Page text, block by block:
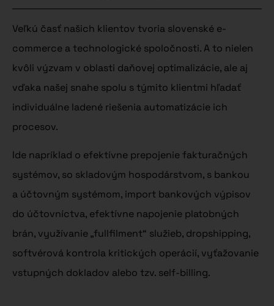
Veľkú časť našich klientov tvoria slovenské e-
commerce a technologické spoločnosti. A to nielen
kvôli výzvam v oblasti daňovej optimalizácie, ale aj
vďaka našej snahe spolu s týmito klientmi hľadať
individuálne ladené riešenia automatizácie ich
procesov.
Ide napríklad o efektívne prepojenie fakturačných
systémov, so skladovým hospodárstvom, s bankou
a účtovným systémom, import bankových výpisov
do účtovníctva, efektívne napojenie platobných
brán, využívanie „fullfilment“ služieb, dropshipping,
softvérová kontrola kritických operácií, vyťažovanie
vstupných dokladov alebo tzv. self-billing.